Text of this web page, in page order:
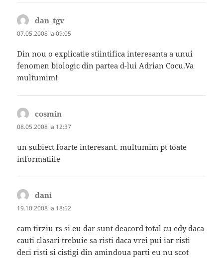
dan_tgv
07.05.2008 la 09:05
Din nou o explicatie stiintifica interesanta a unui
fenomen biologic din partea d-lui Adrian Cocu.Va
multumim!
cosmin
08.05.2008 la 12:37
un subiect foarte interesant. multumim pt toate
informatiile
dani
19.10.2008 la 18:52
cam tirziu rs si eu dar sunt deacord total cu edy daca
cauti clasari trebuie sa risti daca vrei pui iar risti
deci risti si cistigi din amindoua parti eu nu scot